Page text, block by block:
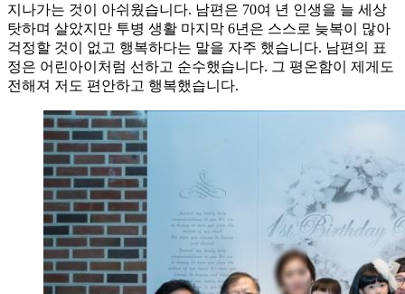
지나가는 것이 아쉬웠습니다. 남편은 70여 년 인생을 늘 세상
탓하며 살았지만 투병 생활 마지막 6년은 스스로 늦복이 많아
걱정할 것이 없고 행복하다는 말을 자주 했습니다. 남편의 표
정은 어린아이처럼 선하고 순수했습니다. 그 평온함이 제게도
전해져 저도 편안하고 행복했습니다.